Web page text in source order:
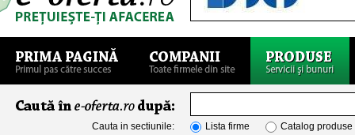
Cauta in sectiunile: Lista firme Catalog produse